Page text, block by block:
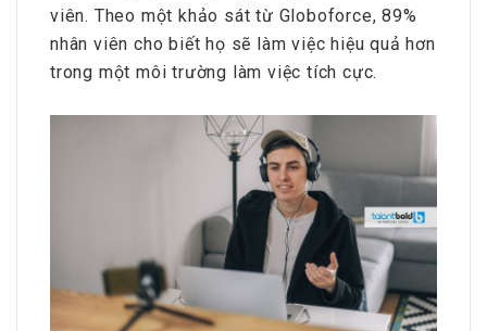
viên. Theo một khảo sát từ Globoforce, 89%
nhân viên cho biết họ sẽ làm việc hiệu quả hơn
trong một môi trường làm việc tích cực.